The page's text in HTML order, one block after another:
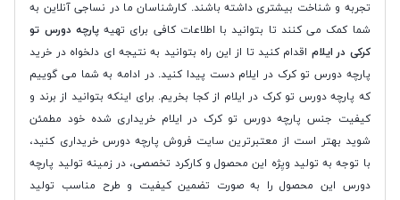
تجربه و شناخت بیشتری داشته باشند. کارشناسان ما در نساجی آنلاین به
شما کمک می کنند تا بتوانید با اطلاعات کافی برای تهیهپارچه دورس تو
کرکی در ایلام اقدام کنید تا از این راه بتوانید به نتیجه ای دلخواه در خرید
پارچه دورس تو کرک در ایلام دست پیدا کنید. در ادامه به شما می گوییم
که پارچه دورس تو کرک در ایلام از کجا بخریم. برای اینکه بتوانید از برند و
کیفیت جنس پارچه دورس تو کرک در ایلام خریداری شده خود مطمئن
شوید بهتر است از معتبرترین سایت فروش پارچه دورس خریداری کنید،
با توجه به تولید ویِژه این محصول و کارکرد تخصصی، در زمینه تولید پارچه
دورس این محصول را به صورت تضمین کیفیت و طرح مناسب تولید